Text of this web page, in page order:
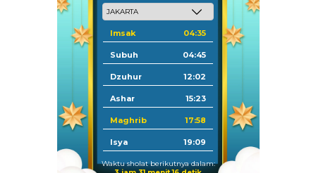
Imsak 04:35
Subuh 04:45
Dzuhur 12:02
Ashar 15:23
Maghrib 17:58
Isya 19:09
Waktu sholat berikutnya dalam: